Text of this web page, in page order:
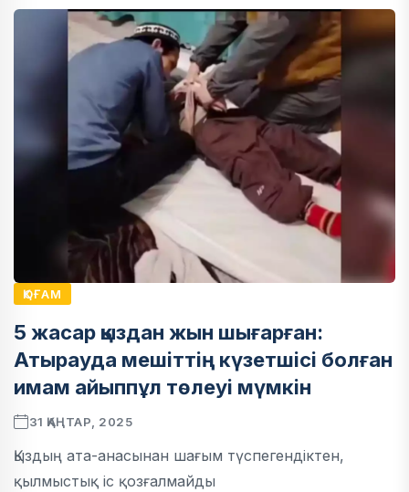
ҚОҒАМ
5 жасар қыздан жын шығарған:
Атырауда мешіттің күзетшісі болған
имам айыппұл төлеуі мүмкін
31 ҚАҢТАР, 2025
Қыздың ата-анасынан шағым түспегендіктен,
қылмыстық іс қозғалмайды